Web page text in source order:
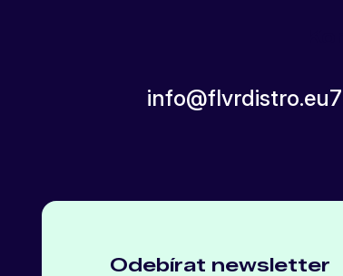
info@flvrdistro.eu
Odebírat newsletter